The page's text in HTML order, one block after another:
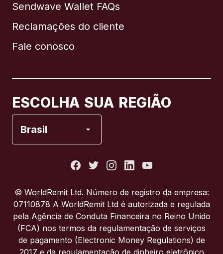
Sendwave Wallet FAQs
Reclamações do cliente
Fale conosco
ESCOLHA SUA REGIÃO
Brasil
Brasil
Itália
Portugal
© WorldRemit Ltd. Número de registro da empresa:
07110878 A WorldRemit Ltd é autorizada e regulada
pela Agência de Conduta Financeira no Reino Unido
(FCA) nos termos da regulamentação de serviços
de pagamento (Electronic Money Regulations) de